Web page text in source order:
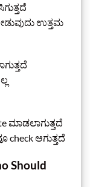
ಉತ್ತಮ
ಮಾಡಲಾಗುತ್ತದೆ
check ಆಗುತ್ತದೆ
Should